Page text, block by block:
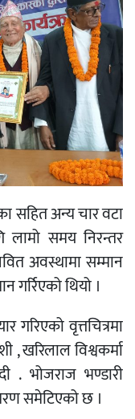
सहित अन्य चार वटा
लामो समय निरन्तर
अवस्थामा सम्मान
थियो ।
गरिएको वृत्तचित्रमा
, खरिलाल विश्वकर्मा
. भोजराज भण्डारी
समेटिएको छ ।